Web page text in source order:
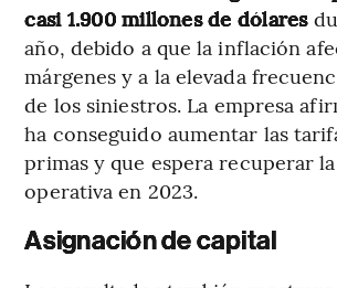
casi 1.900 millones de dólares
año, debido a que la inflación
márgenes y a la elevada
de los siniestros. La empresa
ha conseguido aumentar las
primas y que espera recuperar
operativa en 2023.
Asignación de capital